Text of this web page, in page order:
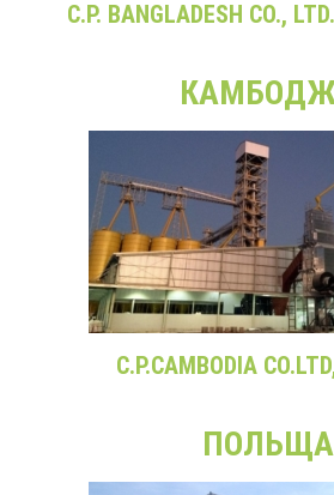
C.P. BANGLADESH CO.,
C.P.CAMBODIA
ПОЛЬЩА